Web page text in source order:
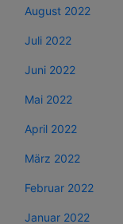
August 2022
Juli 2022
Juni 2022
Mai 2022
April 2022
März 2022
Februar 2022
Januar 2022